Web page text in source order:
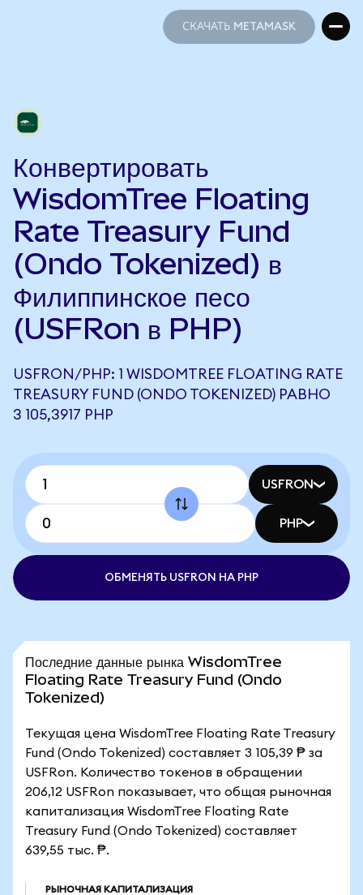
СКАЧАТЬ METAMASK
Конвертировать
WisdomTree Floating
Rate Treasury Fund
(Ondo Tokenized) в
Филиппинское песо
(USFRon в PHP)
USFRON/PHP: 1 WISDOMTREE FLOATING RATE
TREASURY FUND (ONDO TOKENIZED) РАВНО
3 105,3917 PHP
USFRON
PHP
ОБМЕНЯТЬ USFRON НА PHP
Последние данные рынка WisdomTree
Floating Rate Treasury Fund (Ondo
Tokenized)
Текущая цена WisdomTree Floating Rate Treasury
Fund (Ondo Tokenized) составляет 3 105,39 ₱ за
USFRon. Количество токенов в обращении
206,12 USFRon показывает, что общая рыночная
капитализация WisdomTree Floating Rate
Treasury Fund (Ondo Tokenized) составляет
639,55 тыс. ₱.
РЫНОЧНАЯ КАПИТАЛИЗАЦИЯ